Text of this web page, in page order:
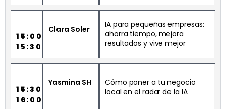
15:00H
15:30H
Clara Soler
IA para pequeñas empresas:
ahorra tiempo, mejora
resultados y vive mejor
15:30H
16:00H
Yasmina SH
Cómo poner a tu negocio
local en el radar de la IA